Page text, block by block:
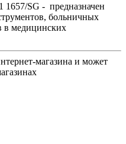
SG - предназначен
больничных
в медицинских
магазина и может